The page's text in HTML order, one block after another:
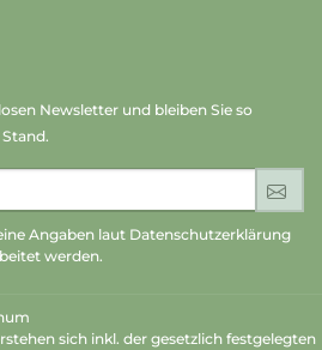
Newsletter und bleiben Sie so
Angaben laut Datenschutzerklärung
werden.
sich inkl. der gesetzlich festgelegten